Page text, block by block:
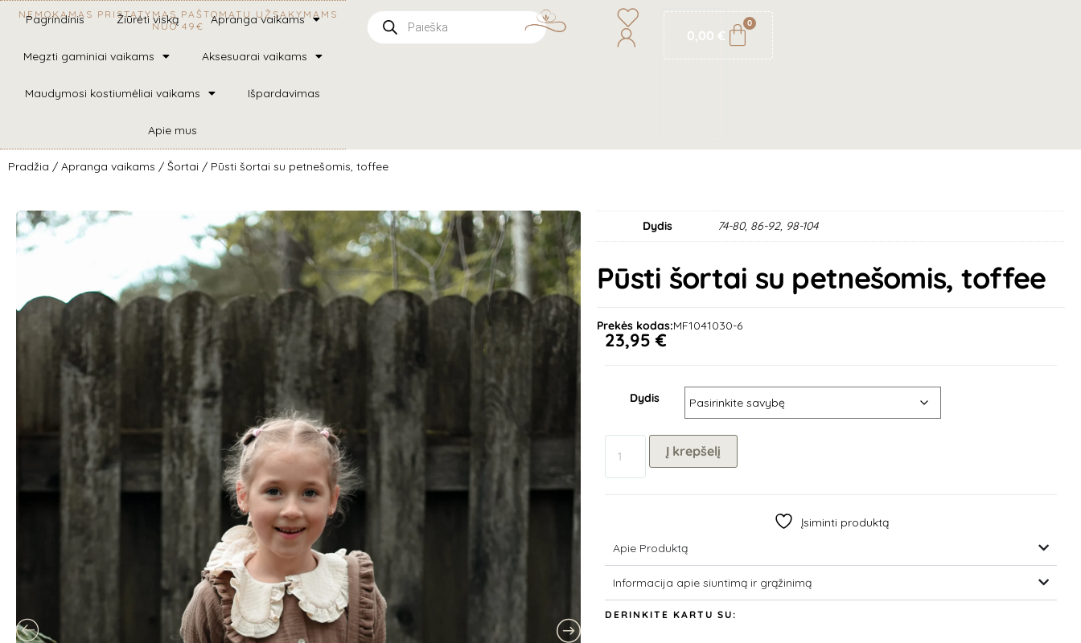
NEMOKAMAS PRISTATYMAS PAŠTOMATU UŽSAKYMAMS
NUO 49€
0,00€
0
Pagrindinis Žiūrėti viską Apranga vaikams
Megzti gaminiai vaikams Aksesuarai vaikams
Maudymosi kostiumėliai vaikams Išpardavimas
Apie mus
Pradžia / Apranga vaikams / Šortai / Pūsti šortai su petnešomis, toffee
Dydis 74-80, 86-92, 98-104
Pūsti šortai su petnešomis, toffee
Prekės kodas:MF1041030-6
23,95€
Dydis
Į krepšelį
Įsiminti produktą
Apie Produktą
Informacija apie siuntimą ir grąžinimą
DERINKITE KARTU SU: